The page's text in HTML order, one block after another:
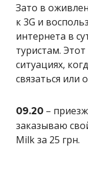
Зато в
к 3G и
интернета в
туристам.
ситуациях,
связаться или
09.20 –
заказываю
Milk за 25 грн.